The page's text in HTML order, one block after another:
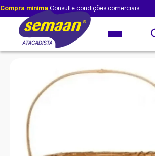
Compra mínima Consulte condições comerciais